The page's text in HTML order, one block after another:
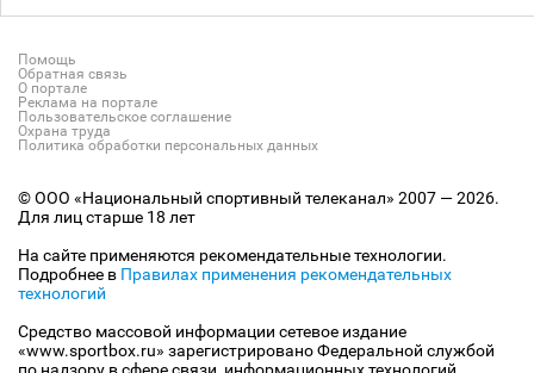
Помощь
Обратная связь
О портале
Реклама на портале
Пользовательское соглашение
Охрана труда
Политика обработки персональных данных
© ООО «Национальный спортивный телеканал» 2007 — 2026.
Для лиц старше 18 лет
На сайте применяются рекомендательные технологии.
Подробнее в Правилах применения рекомендательных
технологий
Средство массовой информации сетевое издание
«www.sportbox.ru» зарегистрировано Федеральной службой